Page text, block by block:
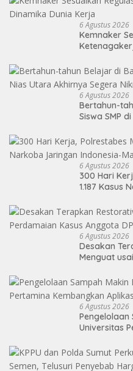
6 Agustus 2026
Kemnaker
6 Agustus 2026
Bertahun-
Siswa SMP
6 Agustus 2026
300 Hari
1.187 Kasus
6 Agustus 2026
Desakan
Menguat
6 Agustus 2026
Pengelolaan
Universitas